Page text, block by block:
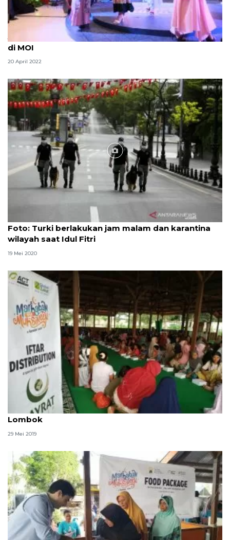
Jakarta Ramadhan Festival hadirkan nuansa Turki
di MOI
20 April 2022
Foto: Turki berlakukan jam malam dan karantina
wilayah saat Idul Fitri
19 Mei 2020
ACT-Hayrat Turki bagikan paket buka puasa di
Lombok
29 Mei 2019